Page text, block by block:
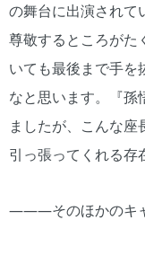
の舞台に出演されて
尊敬するところがた
いても最後まで手を
なと思います。『孫
ましたが、こんな
引っ張ってくれる存
―――そのほかのキ